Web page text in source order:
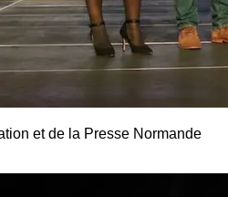
et de la Presse Normande